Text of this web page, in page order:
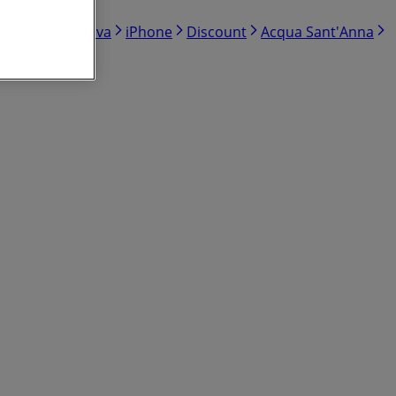
di oliva iPhone Discount
Acqua Sant'Anna